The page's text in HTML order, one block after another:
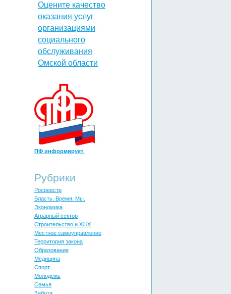
Оцените качество
оказания услуг
организациями
социального
обслуживания
Омской области
ПФ информирует
Рубрики
Росреестр
Власть. Время. Мы.
Экономика
Аграрный сектор
Строительство и ЖКХ
Местное самоуправление
Территория закона
Образование
Медицина
Спорт
Молодежь
Cемья